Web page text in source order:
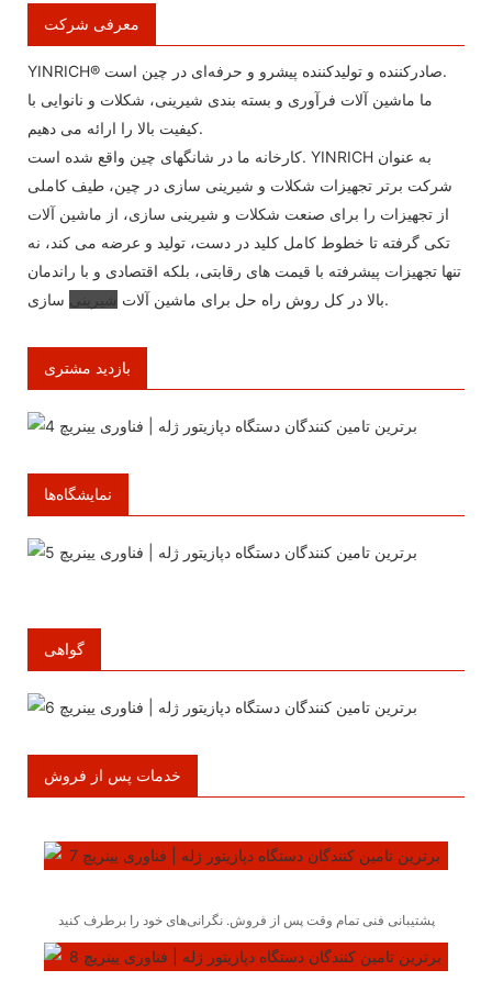
معرفی شرکت
YINRICH® صادرکننده و تولیدکننده پیشرو و حرفه‌ای در چین است.
ما ماشین آلات فرآوری و بسته بندی شیرینی، شکلات و نانوایی با
کیفیت بالا را ارائه می دهیم.
کارخانه ما در شانگهای چین واقع شده است. YINRICH به عنوان
شرکت برتر تجهیزات شکلات و شیرینی سازی در چین، طیف کاملی
از تجهیزات را برای صنعت شکلات و شیرینی سازی، از ماشین آلات
تکی گرفته تا خطوط کامل کلید در دست، تولید و عرضه می کند، نه
تنها تجهیزات پیشرفته با قیمت های رقابتی، بلکه اقتصادی و با راندمان
بالا در کل روش راه حل برای ماشین آلات شیرینی سازی.
۶۶ کوپن موجود
بازدید مشتری
نمایشگاه‌ها
گواهی
خدمات پس از فروش
پشتیبانی فنی تمام وقت پس از فروش. نگرانی‌های خود را برطرف کنید